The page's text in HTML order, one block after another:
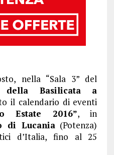
nella “Sala 3” del
della Basilicata a
il calendario di eventi
Estate 2016”, in
di Lucania(Potenza)
d’Italia, fino al 25